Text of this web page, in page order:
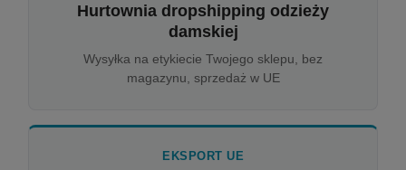
Hurtownia dropshipping odzieży
damskiej
Wysyłka na etykiecie Twojego sklepu, bez
magazynu, sprzedaż w UE
EKSPORT UE